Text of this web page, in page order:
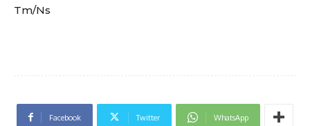
Tm/Ns
Facebook Twitter WhatsApp